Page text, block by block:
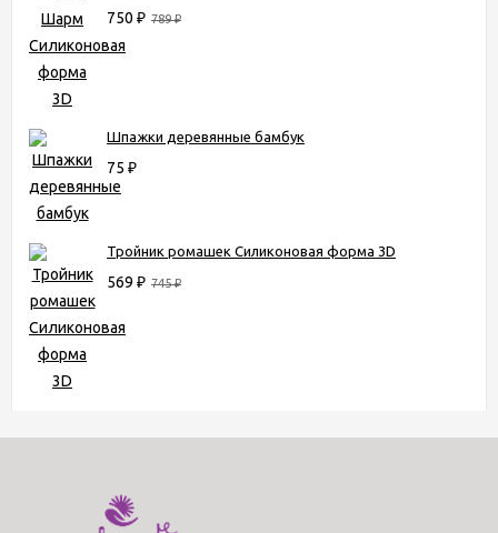
750 ₽ 789₽
Шпажки деревянные бамбук
75 ₽
Тройник ромашек Силиконовая форма 3D
569 ₽ 745₽